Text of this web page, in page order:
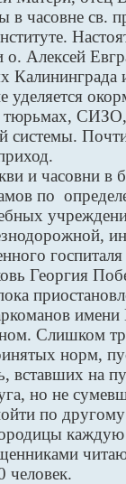
в часовне св.
Алексей
Калининграда
уделяется
тюрьмах,
системы.
и часовни в
по
Георгия
имени
Слишком
норм,
вставших на
но не
по
каждую
человек.